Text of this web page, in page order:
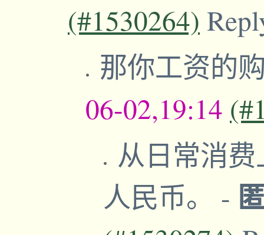
(#1530264)
那你工资的
06-02,19:14
从日常消
人民币。 -